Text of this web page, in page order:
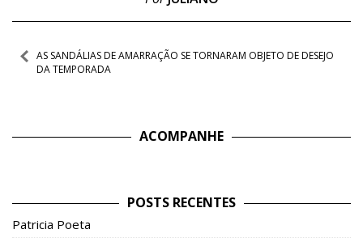
Navegação
AS SANDÁLIAS DE AMARRAÇÃO SE TORNARAM OBJETO DE DESEJO
DA TEMPORADA
ACOMPANHE
POSTS RECENTES
Patricia Poeta